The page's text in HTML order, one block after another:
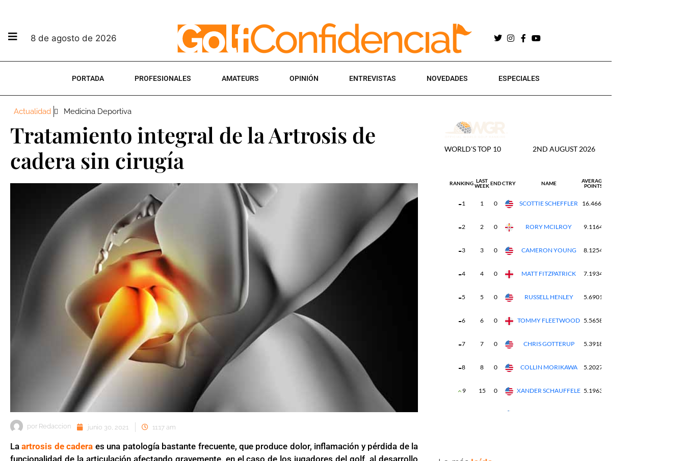
8 de agosto de 2026
PORTADA PROFESIONALES AMATEURS OPINIÓN ENTREVISTAS NOVEDADES ESPECIALES
Actualidad Medicina Deportiva
Tratamiento integral de la Artrosis de
cadera sin cirugía
por Redaccion junio 30, 2021 11:17 am
Laartrosis de cadera es una patología bastante frecuente, que produce dolor, inflamación y pérdida de la
funcionalidad de la articulación afectando gravemente, en el caso de los jugadores del golf, al desarrollo